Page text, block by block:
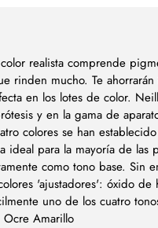
realista comprende
rinden mucho. Te
en los lotes de color.
y en la gama de
colores se han
para la mayoría de las
como tono base. Sin
'ajustadores': óxido
uno de los cuatro
Amarillo